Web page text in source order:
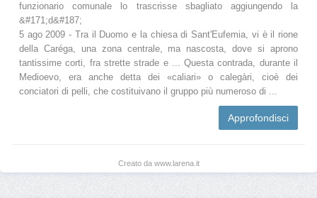
funzionario comunale lo trascrisse sbagliato aggiungendo la
&#171;d&#187;
5 ago 2009 - Tra il Duomo e la chiesa di Sant'Eufemia, vi è il rione
della Caréga, una zona centrale, ma nascosta, dove si aprono
tantissime corti, fra strette strade e ... Questa contrada, durante il
Medioevo, era anche detta dei «caliari» o calegàri, cioè dei
conciatori di pelli, che costituivano il gruppo più numeroso di ...
Approfondisci
Creato da www.larena.it